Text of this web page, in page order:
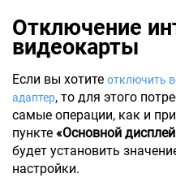
Отключение
видеокарты
Если вы хотите отключить
адаптер, то для этого
самые операции, как и
пункте «Основной
будет установить
настройки.